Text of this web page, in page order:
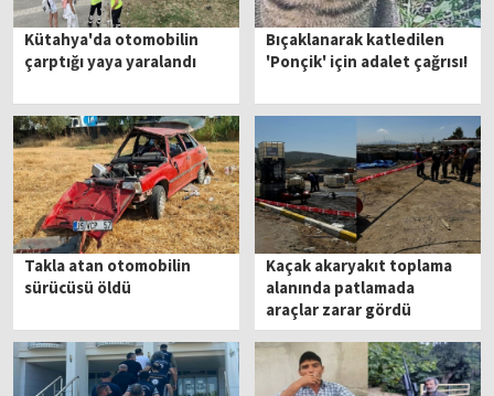
Kütahya'da otomobilin
çarptığı yaya yaralandı
Bıçaklanarak katledilen
'Ponçik' için adalet çağrısı!
Takla atan otomobilin
sürücüsü öldü
Kaçak akaryakıt toplama
alanında patlamada
araçlar zarar gördü